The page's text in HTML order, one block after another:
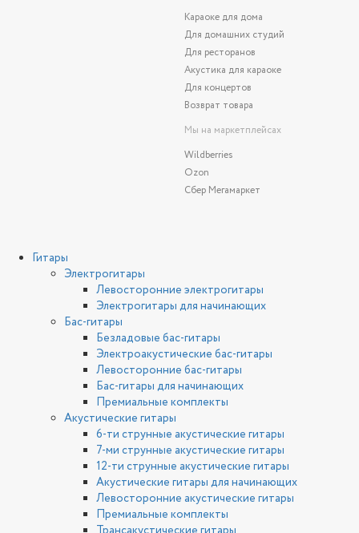
Караоке для дома
Для домашних студий
Для ресторанов
Акустика для караоке
Для концертов
Возврат товара
Мы на маркетплейсах
Wildberries
Ozon
Сбер Мегамаркет
Гитары
Электрогитары
Левосторонние электрогитары
Электрогитары для начинающих
Бас-гитары
Безладовые бас-гитары
Электроакустические бас-гитары
Левосторонние бас-гитары
Бас-гитары для начинающих
Премиальные комплекты
Акустические гитары
6-ти струнные акустические гитары
7-ми струнные акустические гитары
12-ти струнные акустические гитары
Акустические гитары для начинающих
Левосторонние акустические гитары
Премиальные комплекты